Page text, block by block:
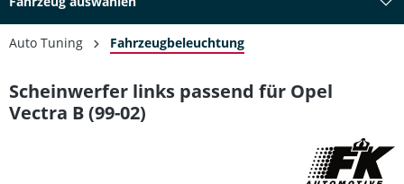
Auto Tuning Fahrzeugbeleuchtung
Scheinwerfer links passend für Opel
Vectra B (99-02)